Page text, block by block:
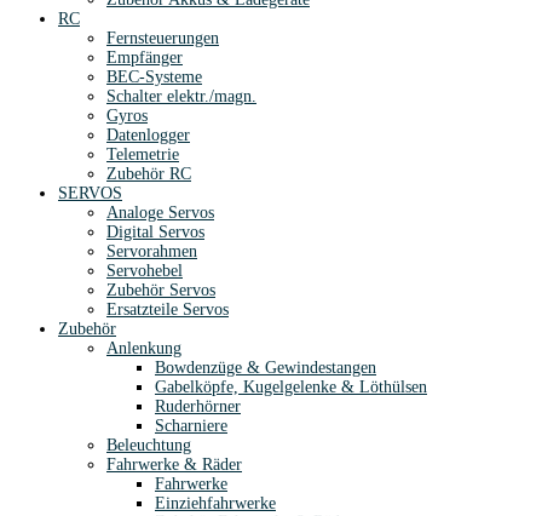
RC
Fernsteuerungen
Empfänger
BEC-Systeme
Schalter elektr./magn.
Gyros
Datenlogger
Telemetrie
Zubehör RC
SERVOS
Analoge Servos
Digital Servos
Servorahmen
Servohebel
Zubehör Servos
Ersatzteile Servos
Zubehör
Anlenkung
Bowdenzüge & Gewindestangen
Gabelköpfe, Kugelgelenke & Löthülsen
Ruderhörner
Scharniere
Beleuchtung
Fahrwerke & Räder
Fahrwerke
Einziehfahrwerke